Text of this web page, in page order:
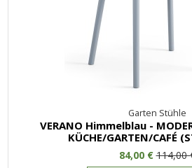
Garten Stühle
VERANO Himmelblau -
KÜCHE/GARTEN/CAFÉ
84,00 €114,00